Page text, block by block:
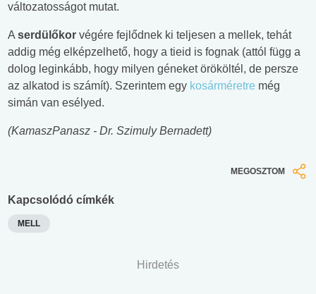
változatosságot mutat.
A serdülőkor végére fejlődnek ki teljesen a mellek, tehát
addig még elképzelhető, hogy a tieid is fognak (attól függ a
dolog leginkább, hogy milyen géneket örököltél, de persze
az alkatod is számít). Szerintem egy kosárméretre még
simán van esélyed.
(KamaszPanasz - Dr. Szimuly Bernadett)
MEGOSZTOM
Kapcsolódó címkék
MELL
Hirdetés